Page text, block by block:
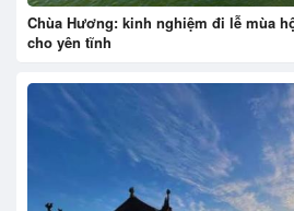
Chùa Hương: kinh nghiệm đi lễ mùa
cho yên tĩnh